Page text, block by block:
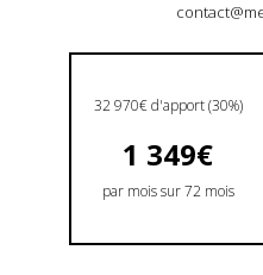
32 970€ d'apport (30%)
1 349€
par mois sur 72 mois